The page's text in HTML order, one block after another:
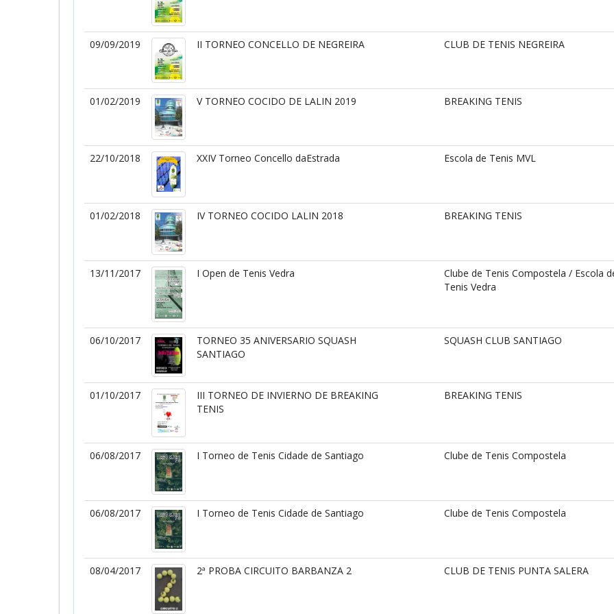
09/09/2019 II TORNEO CONCELLO DE NEGREIRA CLUB DE TENIS NEGREIRA
01/02/2019 V TORNEO COCIDO DE LALIN 2019 BREAKING TENIS
22/10/2018 XXIV Torneo Concello daEstrada Escola de Tenis MVL
01/02/2018 IV TORNEO COCIDO LALIN 2018 BREAKING TENIS
13/11/2017 I Open de Tenis Vedra
Clube de Tenis Compostela / Escola
Tenis Vedra
06/10/2017
TORNEO 35 ANIVERSARIO SQUASH
SANTIAGO
SQUASH CLUB SANTIAGO
01/10/2017
III TORNEO DE INVIERNO DE BREAKING
TENIS
BREAKING TENIS
06/08/2017 I Torneo de Tenis Cidade de Santiago Clube de Tenis Compostela
06/08/2017 I Torneo de Tenis Cidade de Santiago Clube de Tenis Compostela
08/04/2017 2ª PROBA CIRCUITO BARBANZA 2 CLUB DE TENIS PUNTA SALERA